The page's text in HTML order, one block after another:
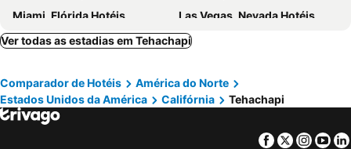
Miami, Flórida Hotéis
Las Vegas, Nevada Hotéis
Los Angeles, Califórnia Hotéis
Chicago, Ilinóis Hotéis
Ver todas as estadias em Tehachapi
Comparador de Hotéis
América do Norte
Estados Unidos da América
Califórnia Tehachapi
Facebook
Twitter